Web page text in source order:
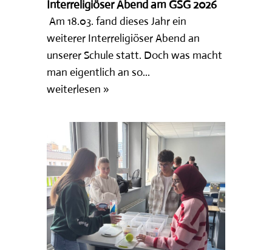
Interreligiöser Abend am GSG 2026
Am 18.03. fand dieses Jahr ein
weiterer Interreligiöser Abend an
unserer Schule statt. Doch was macht
man eigentlich an so...
weiterlesen »